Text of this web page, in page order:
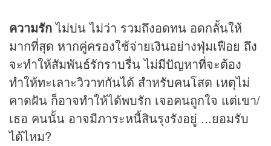
ความรักไม่บ่น ไม่ว่า รวมถึงอดทน อดกลั้นให้
มากที่สุด หากคู่ครองใช้จ่ายเงินอย่างฟุ่มเฟือย ถึง
จะทำให้สัมพันธ์รักราบรื่น ไม่มีปัญหาที่จะต้อง
ทำให้ทะเลาะวิวาทกันได้ สำหรับคนโสด เหตุไม่
คาดฝัน ก็อาจทำให้ได้พบรัก เจอคนถูกใจ แต่เขา/
เธอ คนนั้น อาจมีภาระหนี้สินรุงรังอยู่ ...ยอมรับ
ได้ไหม?